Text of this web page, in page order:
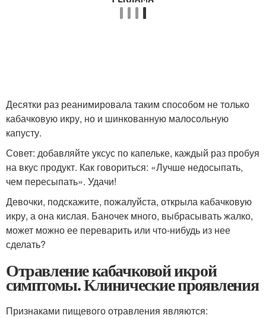
Десятки раз реанимировала таким способом не только
кабачковую икру, но и шинкованную малосольную
капусту.
Совет: добавляйте уксус по капельке, каждый раз пробуя
на вкус продукт. Как говориться: «Лучше недосыпать,
чем пересыпать». Удачи!
Девочки, подскажите, пожалуйста, открыла кабачковую
икру, а она кислая. Баночек много, выбрасывать жалко,
может можно ее переварить или что-нибудь из нее
сделать?
Отравление кабачковой икрой
симптомы. Клинические проявления
Признаками пищевого отравления являются: